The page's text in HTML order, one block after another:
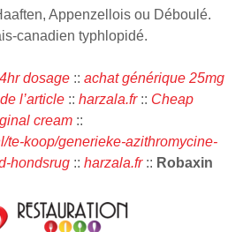
Appenzellois ou Déboulé.
canadien typhlopidé.
dosage :: achat générique 25mg
l’article :: harzala.fr:: Cheap
cream ::
te-koop/generieke-azithromycine-
hondsrug :: harzala.fr:: Robaxin